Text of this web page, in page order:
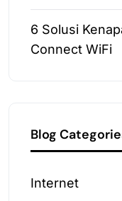
6 Solusi
Connect WiFi
Blog
Internet